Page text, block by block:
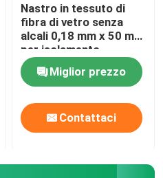
Nastro in tessuto di
fibra di vetro senza
alcali 0,18 mm x 50 mm
per isolamento
elettrico
Miglior prezzo
Contattaci